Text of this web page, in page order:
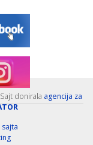
donirala agencija za